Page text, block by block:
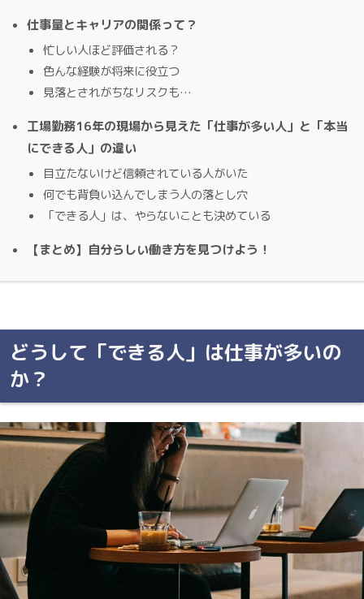
仕事量とキャリアの関係って？
忙しい人ほど評価される？
色んな経験が将来に役立つ
見落とされがちなリスクも…
工場勤務16年の現場から見えた「仕事が多い人」と「本当
にできる人」の違い
目立たないけど信頼されている人がいた
何でも背負い込んでしまう人の落とし穴
「できる人」は、やらないことも決めている
【まとめ】自分らしい働き方を見つけよう！
どうして「できる人」は仕事が多いの
か？